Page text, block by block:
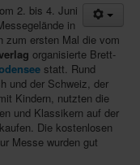
2. bis 4. Juni
in
zum ersten Mal die vom
organisierte Brett-
statt. Rund
und der Schweiz, der
Kindern, nutzten die
und Klassikern auf der
Die kostenlosen
Messe wurden gut